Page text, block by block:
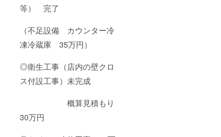
等） 完了
（不足設備 カウンター冷
凍冷蔵庫 35万円）
◎衛生工事（店内の壁クロ
ス付設工事）未完成
概算見積もり
30万円